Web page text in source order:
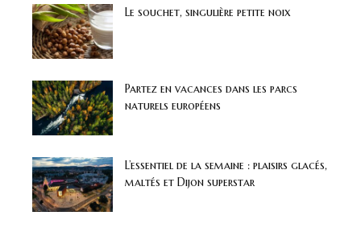
Le souchet, singulière petite noix
Partez en vacances dans les parcs
naturels européens
L’essentiel de la semaine : plaisirs glacés,
maltés et Dijon superstar